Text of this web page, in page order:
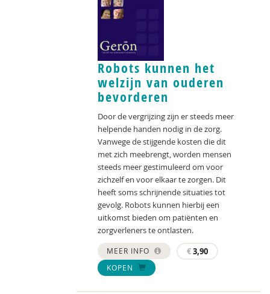
Robots kunnen het
welzijn van ouderen
bevorderen
Door de vergrijzing zijn er steeds meer
helpende handen nodig in de zorg.
Vanwege de stijgende kosten die dit
met zich meebrengt, worden mensen
steeds meer gestimuleerd om voor
zichzelf en voor elkaar te zorgen. Dit
heeft soms schrijnende situaties tot
gevolg. Robots kunnen hierbij een
uitkomst bieden om patiënten en
zorgverleners te ontlasten.
MEER INFO €3,90
KOPEN